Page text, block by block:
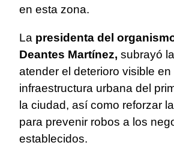
en esta zona.
La presidenta del
Deantes Martínez, subrayó
atender el deterioro visible en
infraestructura urbana del
la ciudad, así como reforzar
para prevenir robos a los
establecidos.